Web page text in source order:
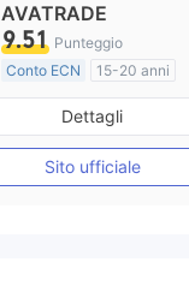
AVATRADE
9.51 Punteggio
Conto ECN
15-20 anni
Regolamentato in Australia
Market Making (MM)
Etichetta principale MT4
Dettagli
Sito ufficiale